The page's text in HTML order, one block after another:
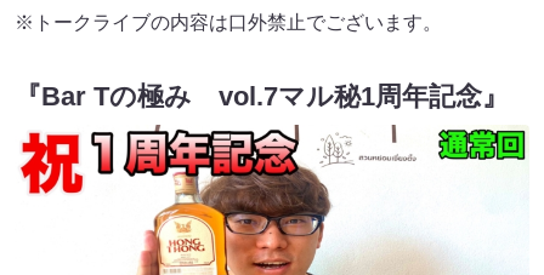
※トークライブの内容は口外禁止でございます。
『Bar Tの極み vol.7マル秘1周年記念』